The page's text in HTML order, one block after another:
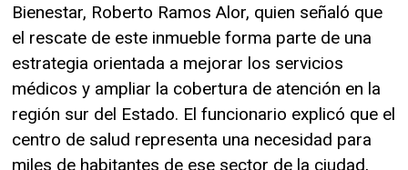
Bienestar, Roberto Ramos Alor, quien señaló que
el rescate de este inmueble forma parte de una
estrategia orientada a mejorar los servicios
médicos y ampliar la cobertura de atención en la
región sur del Estado. El funcionario explicó que el
centro de salud representa una necesidad para
miles de habitantes de ese sector de la ciudad,